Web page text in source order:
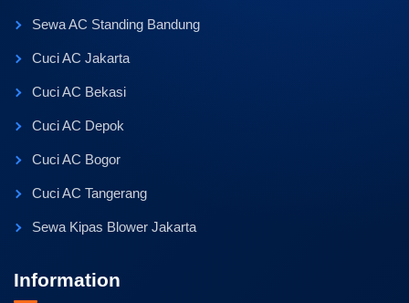
Sewa AC Standing Bandung
Cuci AC Jakarta
Cuci AC Bekasi
Cuci AC Depok
Cuci AC Bogor
Cuci AC Tangerang
Sewa Kipas Blower Jakarta
Information